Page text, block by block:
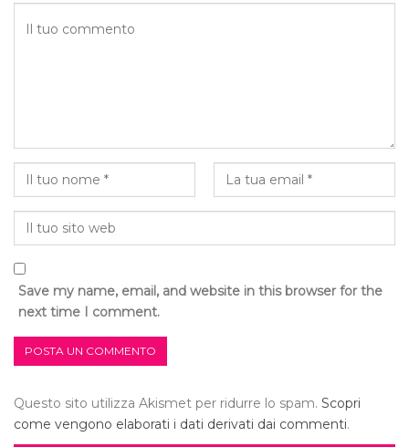
Save my name, email, and website in this browser for the
next time I comment.
Questo sito utilizza Akismet per ridurre lo spam. Scopri
come vengono elaborati i dati derivati dai commenti.